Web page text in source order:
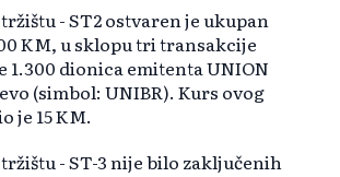
- ST2 ostvaren je ukupan
KM, u sklopu tri transakcije
1.300 dionica emitenta UNION
(simbol: UNIBR). Kurs ovog
je 15 KM.
- ST-3 nije bilo zaključenih